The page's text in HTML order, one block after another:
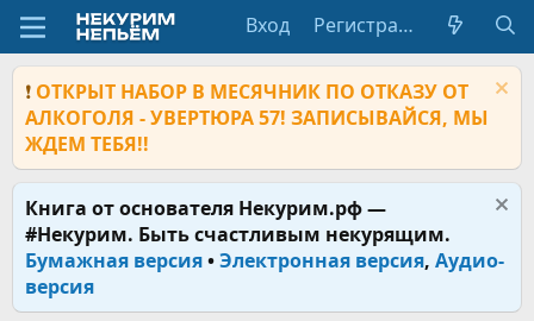
Вход Регистрация
❗ ОТКРЫТ НАБОР В МЕСЯЧНИК ПО ОТКАЗУ ОТ
АЛКОГОЛЯ - УВЕРТЮРА 57! ЗАПИСЫВАЙСЯ, МЫ
ЖДЕМ ТЕБЯ!!
Книга от основателя Некурим.рф —
#Некурим. Быть счастливым некурящим.
Бумажная версия•Электронная версия, Аудио-
версия